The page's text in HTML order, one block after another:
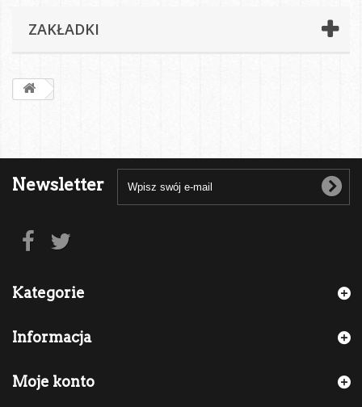
ZAKŁADKI
Newsletter
Kategorie
Informacja
Moje konto